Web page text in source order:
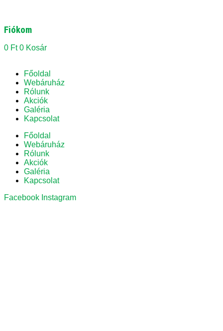
Fiókom
0 Ft 0 Kosár
Főoldal
Webáruház
Rólunk
Akciók
Galéria
Kapcsolat
Főoldal
Webáruház
Rólunk
Akciók
Galéria
Kapcsolat
Facebook Instagram